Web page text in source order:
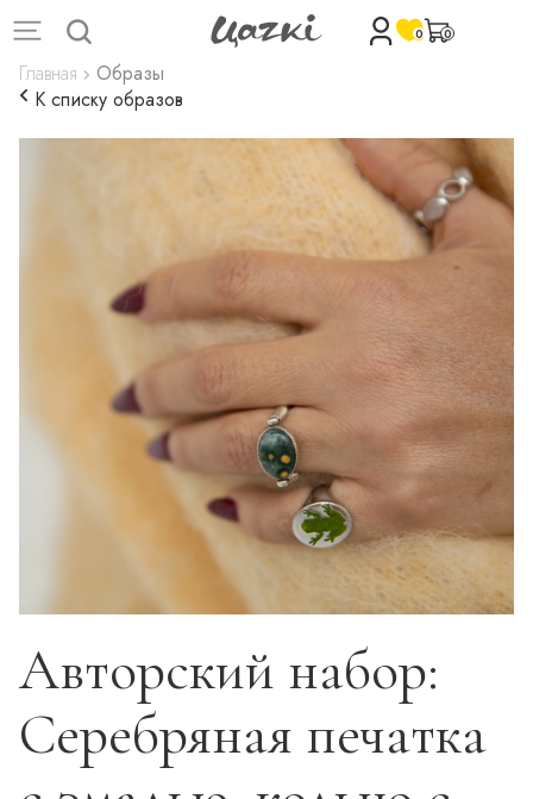
0 0
Главная
Образы
К списку образов
Авторский набор:
Серебряная печатка